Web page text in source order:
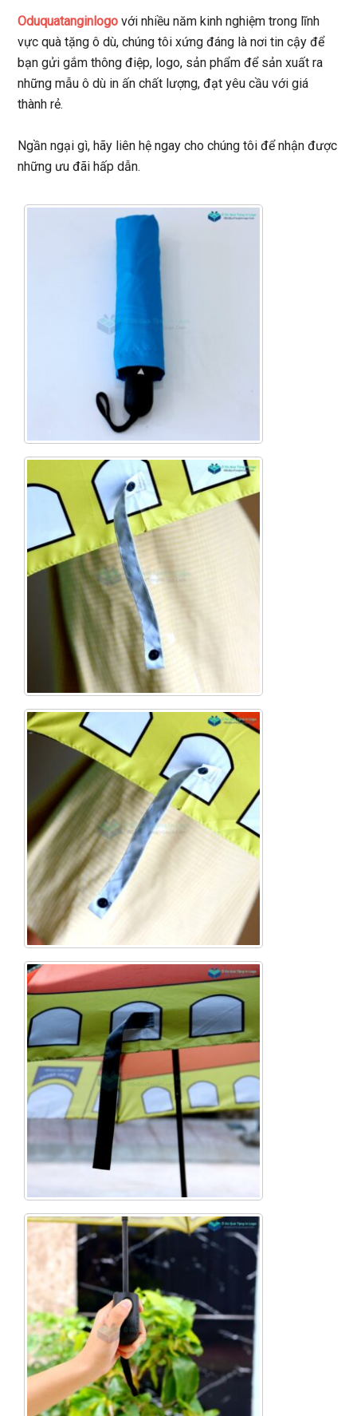
Oduquatanginlogo với nhiều năm kinh nghiệm trong lĩnh
vực quà tặng ô dù, chúng tôi xứng đáng là nơi tin cậy để
bạn gửi gắm thông điệp, logo, sản phẩm để sản xuất ra
những mẫu ô dù in ấn chất lượng, đạt yêu cầu với giá
thành rẻ.
Ngần ngại gì, hãy liên hệ ngay cho chúng tôi để nhận được
những ưu đãi hấp dẫn.